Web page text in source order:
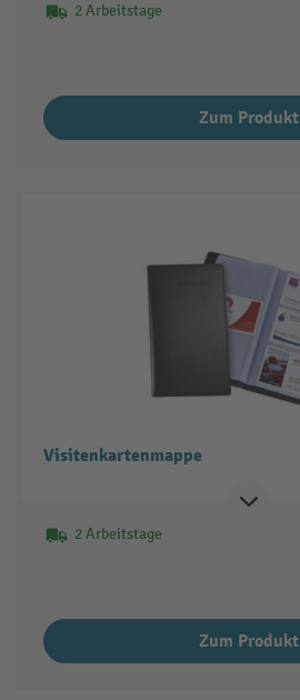
2 Arbeitstage
Zum Produkt
Visitenkartenmappe
2 Arbeitstage
Zum Produkt